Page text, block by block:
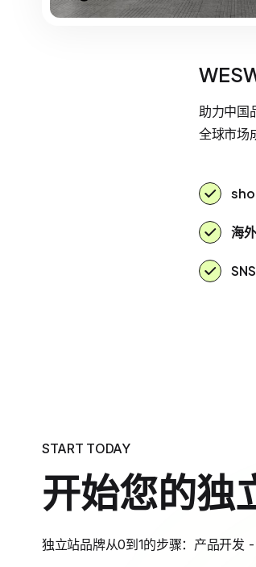
助力中国
全球市场
海
START TODAY
开始您的独
独立站品牌从0到1的步骤：产品开发